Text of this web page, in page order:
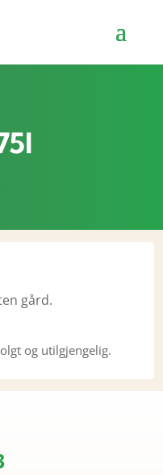
gård.
og utilgjengelig.